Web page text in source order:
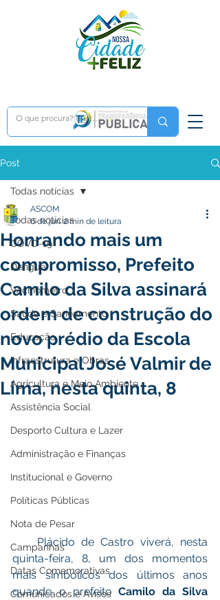
Post
Todas notícias
COVD-19
Dengue
Vacinômetro
Saúde e Saneamento
Educação
Infraestrutura e Obras
Agricultura e Meio Ambiente
Assistência Social
Desporto Cultura e Lazer
Administração e Finanças
Institucional e Governo
Políticas Públicas
Nota de Pesar
Campanhas
Datas Comemorativas
Comunicados e Avisos
Todas notícias
Honrando mais um
compromisso, Prefeito
Camilo da Silva assinará
ordem de construção do
novo prédio da Escola
Municipal José Valmir de
Lima, nesta quinta, 8
ASCOM
6 de jan.2 min de leitura
    Plácido de Castro viverá, nesta
quinta-feira, 8, um dos momentos
mais simbólicos dos últimos anos
quando o prefeito Camilo da Silva